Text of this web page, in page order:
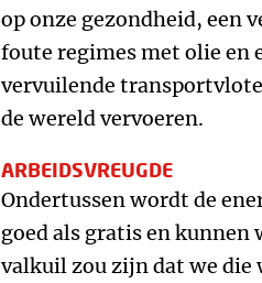
op onze gezondheid, een
foute regimes met olie en
vervuilende
de wereld vervoeren.
ARBEIDSVREUGDE
Ondertussen wordt de
goed als gratis en kunnen
valkuil zou zijn dat we